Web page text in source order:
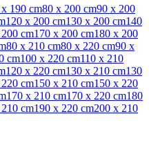
190 cm80 x 200 cm90 x 200
120 x 200 cm130 x 200 cm140
cm170 x 200 cm180 x 200
80 x 210 cm80 x 220 cm90 x
cm100 x 220 cm110 x 210
120 x 220 cm130 x 210 cm130
cm150 x 210 cm150 x 220
170 x 210 cm170 x 220 cm180
cm190 x 220 cm200 x 210